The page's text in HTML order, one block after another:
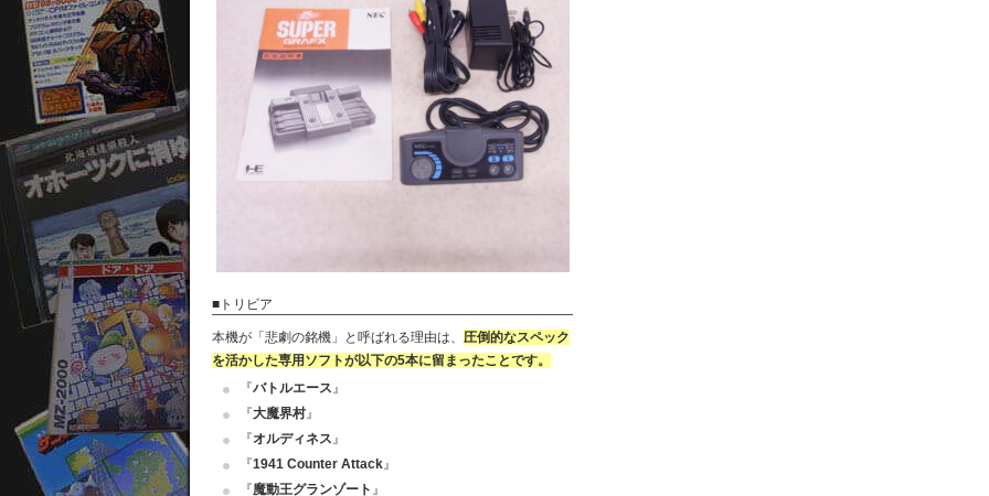
■トリビア
本機が「悲劇の銘機」と呼ばれる理由は、 圧倒的なスペック
を活かした専用ソフトが以下の5本に留まったことです。
『バトルエース』
『大魔界村』
『オルディネス』
『1941 Counter Attack』
『魔動王グランゾート 』